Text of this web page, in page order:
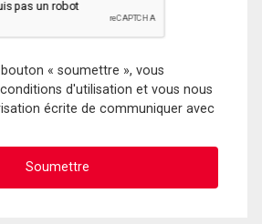
« soumettre », vous
d'utilisation et vous nous
écrite de communiquer avec